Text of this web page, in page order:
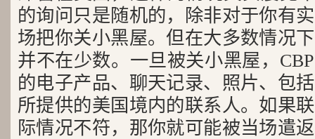
的询问只是随机的，除非对于你有
场把你关小黑屋。但在大多数情况
并不在少数。一旦被关小黑屋，
的电子产品、聊天记录、照片、包
所提供的美国境内的联系人。如果
际情况不符，那你就可能被当场遣